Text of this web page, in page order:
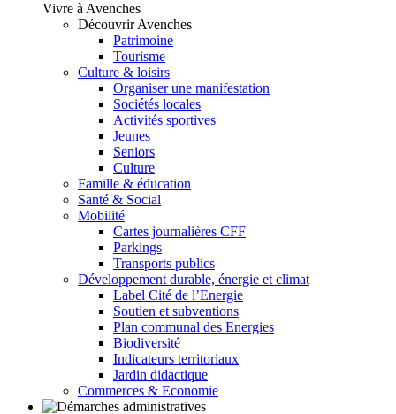
Vivre à Avenches
Découvrir Avenches
Patrimoine
Tourisme
Culture & loisirs
Organiser une manifestation
Sociétés locales
Activités sportives
Jeunes
Seniors
Culture
Famille & éducation
Santé & Social
Mobilité
Cartes journalières CFF
Parkings
Transports publics
Développement durable, énergie et climat
Label Cité de l’Energie
Soutien et subventions
Plan communal des Energies
Biodiversité
Indicateurs territoriaux
Jardin didactique
Commerces & Economie